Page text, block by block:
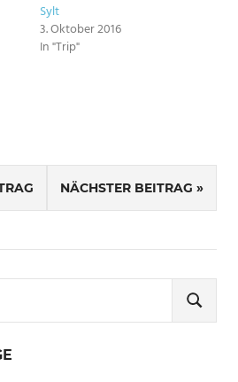
Sylt
3. Oktober 2016
In "Trip"
NÄCHSTER BEITRAG
SUCHEN